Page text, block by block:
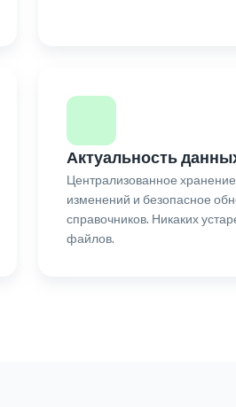
Актуальность
Централизованное
изменений и безопасное
справочников. Никаких
файлов.